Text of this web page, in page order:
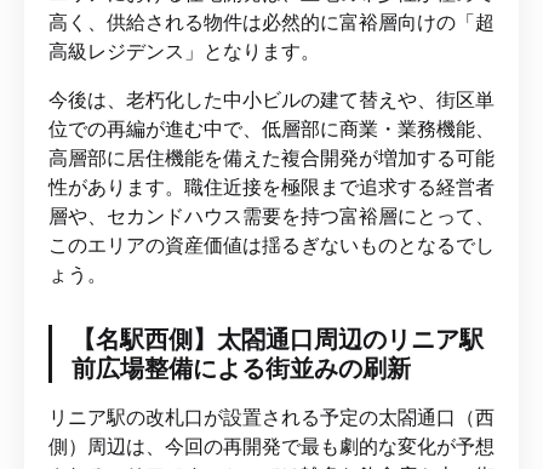
高く、供給される物件は必然的に富裕層向けの「超
高級レジデンス」となります。
今後は、老朽化した中小ビルの建て替えや、街区単
位での再編が進む中で、低層部に商業・業務機能、
高層部に居住機能を備えた複合開発が増加する可能
性があります。職住近接を極限まで追求する経営者
層や、セカンドハウス需要を持つ富裕層にとって、
このエリアの資産価値は揺るぎないものとなるでし
ょう。
【名駅西側】太閤通口周辺のリニア駅
前広場整備による街並みの刷新
リニア駅の改札口が設置される予定の太閤通口（西
側）周辺は、今回の再開発で最も劇的な変化が予想